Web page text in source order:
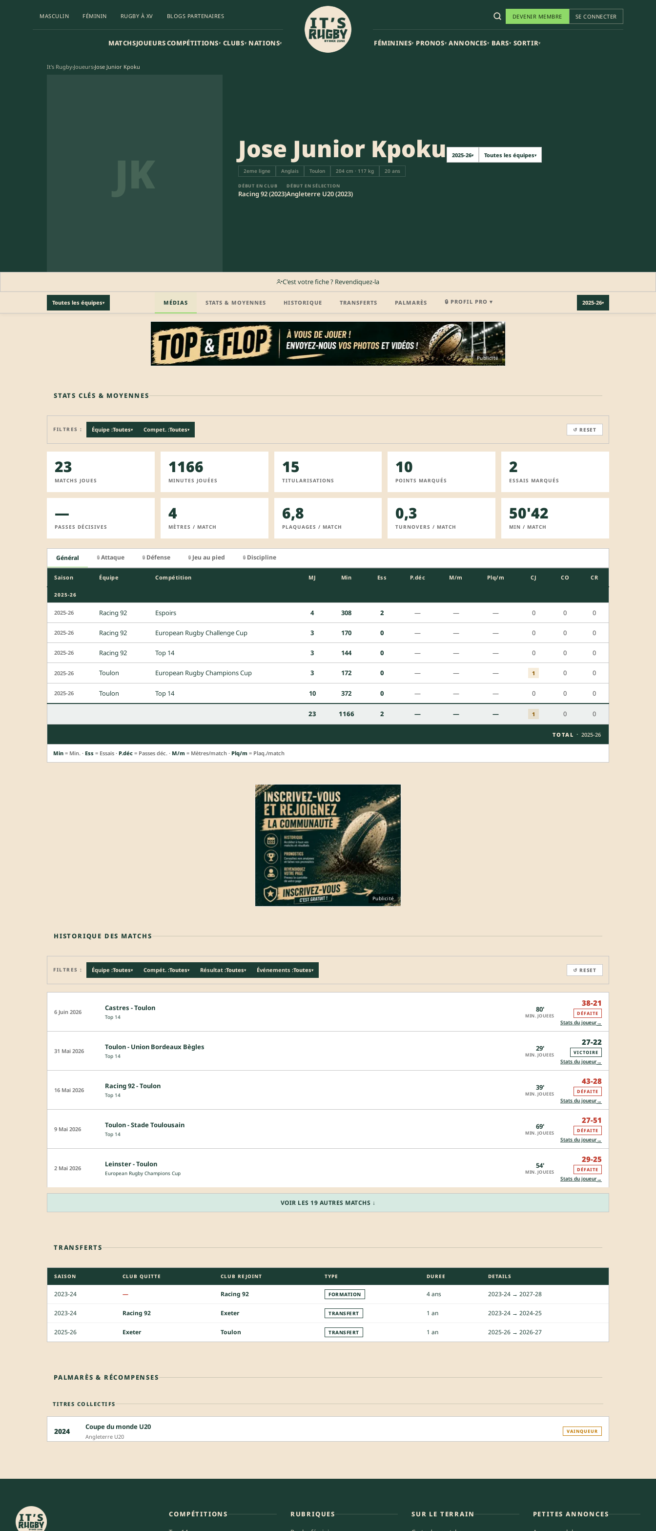
MASCULIN FÉMININ RUGBY À XV BLOGS PARTENAIRES
MATCHSJOUEURSCOMPÉTITIONS▾ CLUBS▾ NATIONS▾
DEVENIR MEMBRE SE CONNECTER
FÉMININES▾ PRONOS▾ ANNONCES▾ BARS▾ SORTIR▾
It's Rugby›Joueurs›Jose Junior Kpoku
JK Jose Junior Kpoku 2025-26▾ Toutes les équipes▾
2eme ligne Anglais Toulon 204 cm · 117 kg 20 ans
DÉBUT EN CLUB
Racing 92 (2023)
DÉBUT EN SÉLECTION
Angleterre U20 (2023)
C'est votre fiche ? Revendiquez-la
MÉDIAS STATS & MOYENNES HISTORIQUE TRANSFERTS PALMARÈS 🔒 PROFIL PRO ▾ 2025-26▾
Toutes les équipes▾
Profil pro · Réservé aux clubs REJOINDRE LA COMMUNAUTÉ
Publicité
STATS CLÉS & MOYENNES
FILTRES : Équipe :Toutes▾ Compet. :Toutes▾ ↺ RESET
23
MATCHS JOUES
1166
MINUTES JOUÉES
15
TITULARISATIONS
10
POINTS MARQUÉS
2
ESSAIS MARQUÉS
—
PASSES DÉCISIVES
4
MÈTRES / MATCH
6,8
PLAQUAGES / MATCH
0,3
TURNOVERS / MATCH
50'42
MIN / MATCH
Général 🔒 Attaque 🔒 Défense 🔒 Jeu au pied 🔒 Discipline
Saison Équipe Compétition MJ Min Ess P.déc M/m Plq/m CJ CO CR
2025-26
2025-26 Racing 92 Espoirs 4 308 2 — — — 0 0 0
2025-26 Racing 92 European Rugby Challenge Cup 3 170 0 — — — 0 0 0
2025-26 Racing 92 Top 14 3 144 0 — — — 0 0 0
2025-26 Toulon European Rugby Champions Cup 3 172 0 — — — 1 0 0
2025-26 Toulon Top 14 10 372 0 — — — 0 0 0
23 1166 2 — — — 1 0 0
TOTAL · 2025-26
Min = Min. · Ess = Essais · P.déc = Passes déc. · M/m = Mètres/match · Plq/m = Plaq./match
Publicité
HISTORIQUE DES MATCHS
FILTRES : Équipe :Toutes▾ Compét. :Toutes▾ Résultat :Toutes▾ Événements :Toutes▾ ↺ RESET
6 Juin 2026 Castres - Toulon
Top 14
80'
MIN. JOUEES
38-21
DÉFAITE
Stats du joueur→
31 Mai 2026 Toulon - Union Bordeaux Bègles
Top 14
29'
MIN. JOUEES
27-22
VICTOIRE
Stats du joueur→
16 Mai 2026 Racing 92 - Toulon
Top 14
39'
MIN. JOUEES
43-28
DÉFAITE
Stats du joueur→
9 Mai 2026 Toulon - Stade Toulousain
Top 14
69'
MIN. JOUEES
27-51
DÉFAITE
Stats du joueur→
2 Mai 2026 Leinster - Toulon
European Rugby Champions Cup
54'
MIN. JOUEES
29-25
DÉFAITE
Stats du joueur→
VOIR LES 19 AUTRES MATCHS ↓
TRANSFERTS
SAISON CLUB QUITTE CLUB REJOINT TYPE DUREE DETAILS
2023-24 — Racing 92 FORMATION 4 ans 2023-24 → 2027-28
2023-24 Racing 92 Exeter TRANSFERT 1 an 2023-24 → 2024-25
2025-26 Exeter Toulon TRANSFERT 1 an 2025-26 → 2026-27
PALMARÈS & RÉCOMPENSES
TITRES COLLECTIFS
2024 Coupe du monde U20
Angleterre U20
VAINQUEUR
COMPÉTITIONS RUBRIQUES SUR LE TERRAIN PETITES ANNONCES